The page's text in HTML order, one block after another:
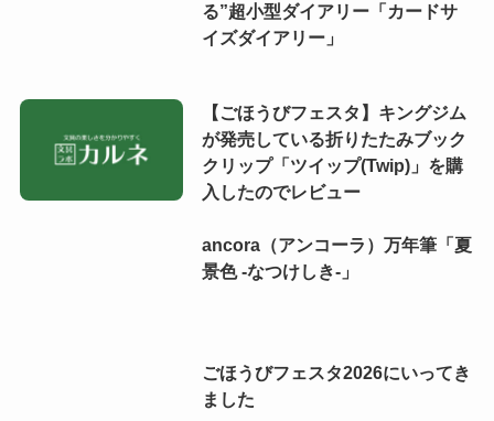
る”超小型ダイアリー「カードサ
イズダイアリー」
【ごほうびフェスタ】キングジム
が発売している折りたたみブック
クリップ「ツイップ(Twip)」を購
入したのでレビュー
ancora（アンコーラ）万年筆「夏
景色 -なつけしき-」
ごほうびフェスタ2026にいってき
ました